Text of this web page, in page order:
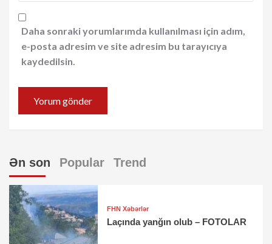
Daha sonraki yorumlarımda kullanılması için adım,
e-posta adresim ve site adresim bu tarayıcıya
kaydedilsin.
Ən son Popular Trend
FHN Xəbərlər
Laçında yanğın olub – FOTOLAR